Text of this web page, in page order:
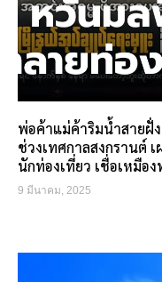
พ่อค้าแม่ค้าริมน้ำสายฝั่
ช่วงเทศกาลสงกรานต์
นักท่องเที่ยว เชื่อเหมือ
9 มีนาคม, 2025